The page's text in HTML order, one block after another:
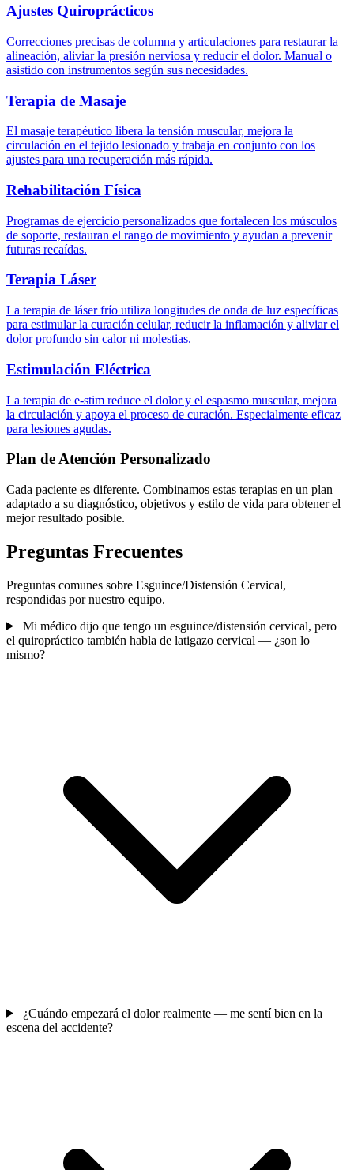
Ajustes Quiroprácticos
Correcciones precisas de columna y articulaciones para restaurar la
alineación, aliviar la presión nerviosa y reducir el dolor. Manual o
asistido con instrumentos según sus necesidades.
Terapia de Masaje
El masaje terapéutico libera la tensión muscular, mejora la
circulación en el tejido lesionado y trabaja en conjunto con los
ajustes para una recuperación más rápida.
Rehabilitación Física
Programas de ejercicio personalizados que fortalecen los músculos
de soporte, restauran el rango de movimiento y ayudan a prevenir
futuras recaídas.
Terapia Láser
La terapia de láser frío utiliza longitudes de onda de luz específicas
para estimular la curación celular, reducir la inflamación y aliviar el
dolor profundo sin calor ni molestias.
Estimulación Eléctrica
La terapia de e-stim reduce el dolor y el espasmo muscular, mejora
la circulación y apoya el proceso de curación. Especialmente eficaz
para lesiones agudas.
Plan de Atención Personalizado
Cada paciente es diferente. Combinamos estas terapias en un plan
adaptado a su diagnóstico, objetivos y estilo de vida para obtener el
mejor resultado posible.
Preguntas Frecuentes
Preguntas comunes sobre Esguince/Distensión Cervical,
respondidas por nuestro equipo.
Mi médico dijo que tengo un esguince/distensión cervical, pero
el quiropráctico también habla de latigazo cervical — ¿son lo
mismo?
¿Cuándo empezará el dolor realmente — me sentí bien en la
escena del accidente?